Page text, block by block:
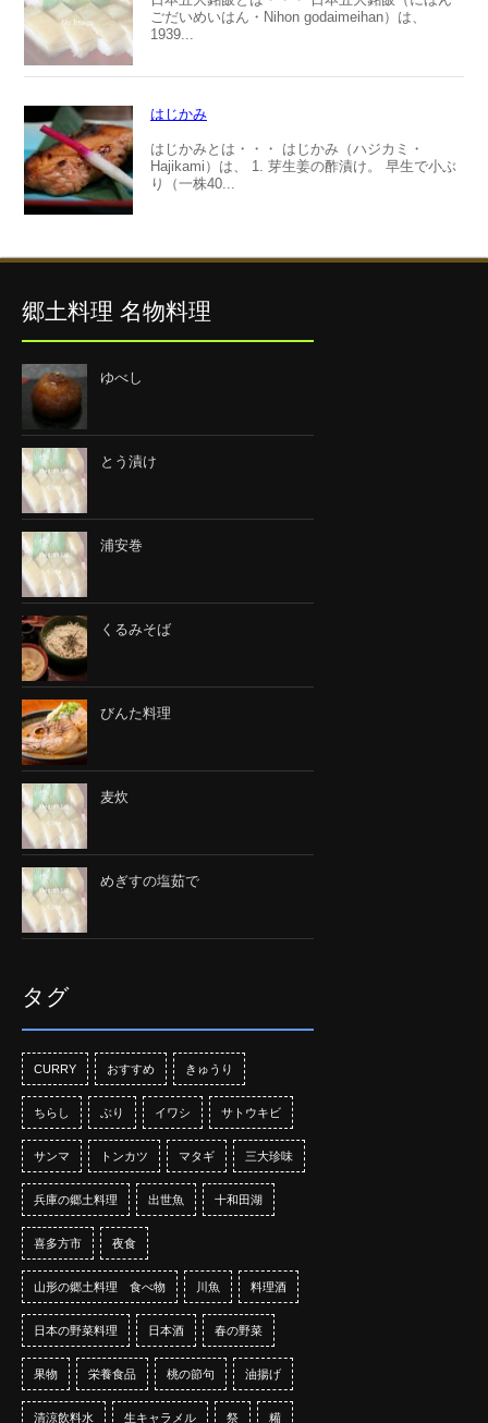
ごだいめいはん・Nihon godaimeihan）は、
1939...
はじかみ
はじかみとは・・・ はじかみ（ハジカミ・
Hajikami）は、 1. 芽生姜の酢漬け。 早生で小ぶ
り（一株40...
郷土料理 名物料理
ゆべし
とう漬け
浦安巻
くるみそば
びんた料理
麦炊
めぎすの塩茹で
タグ
CURRY おすすめ きゅうり
ちらし ぶり イワシ サトウキビ
サンマ トンカツ マタギ 三大珍味
兵庫の郷土料理 出世魚 十和田湖
喜多方市 夜食
山形の郷土料理 食べ物 川魚 料理酒
日本の野菜料理 日本酒 春の野菜
果物 栄養食品 桃の節句 油揚げ
清涼飲料水 生キャラメル 祭 糒